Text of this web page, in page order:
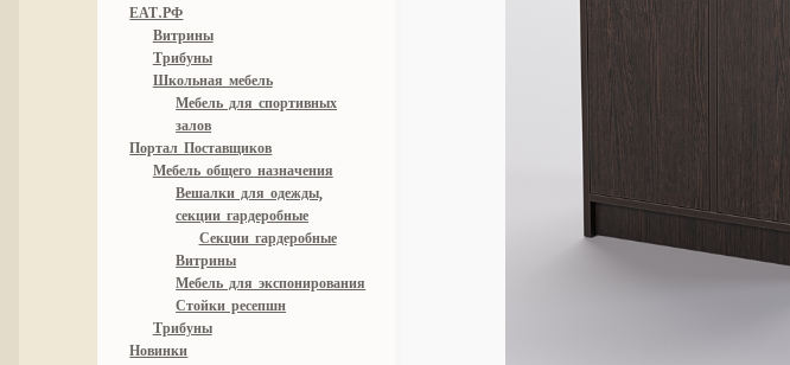
ЕАТ.РФ
Витрины
Трибуны
Школьная мебель
Мебель для спортивных
залов
Портал Поставщиков
Мебель общего назначения
Вешалки для одежды,
секции гардеробные
Секции гардеробные
Витрины
Мебель для экспонирования
Стойки ресепшн
Трибуны
Новинки